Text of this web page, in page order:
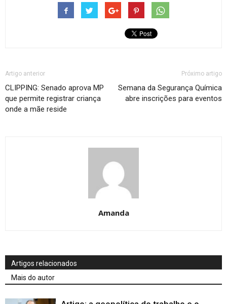
Artigo anterior
CLIPPING: Senado aprova MP
que permite registrar criança
onde a mãe reside
Próximo artigo
Semana da Segurança Química
abre inscrições para eventos
Amanda
Artigos relacionados
Mais do autor